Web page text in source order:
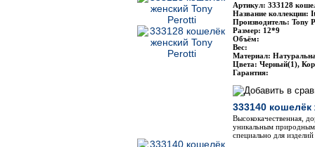
Артикул: 333128
Название коллекции:
Производитель: Tony
Размер: 12*9
Объём:
Вес:
Материал:
Цвета: Черный(1),
Гарантия:
333140
Высококачественная,
уникальным
специально для